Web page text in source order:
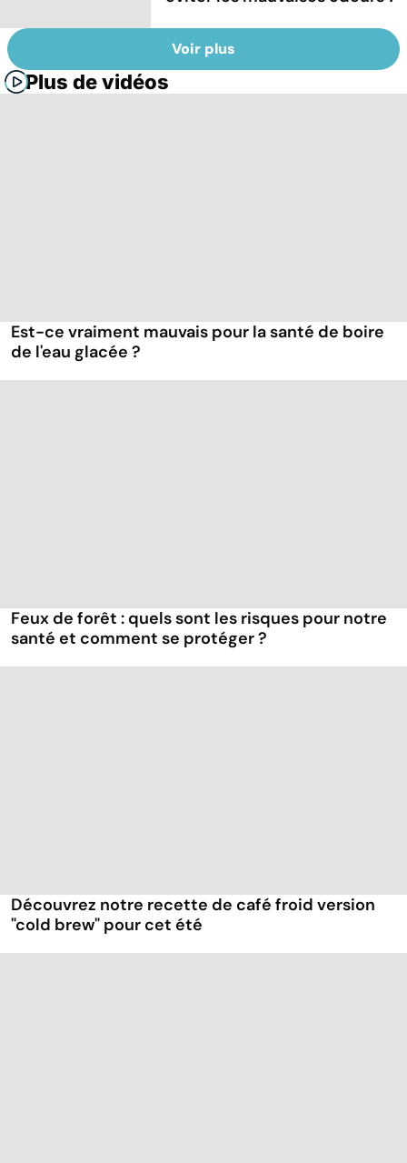
Voir plus
Plus de vidéos
Est-ce vraiment mauvais pour la santé de boire
de l'eau glacée ?
Feux de forêt : quels sont les risques pour notre
santé et comment se protéger ?
Découvrez notre recette de café froid version
"cold brew" pour cet été